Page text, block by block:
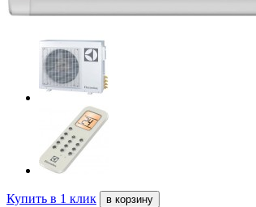
Купить в 1 клик в корзину